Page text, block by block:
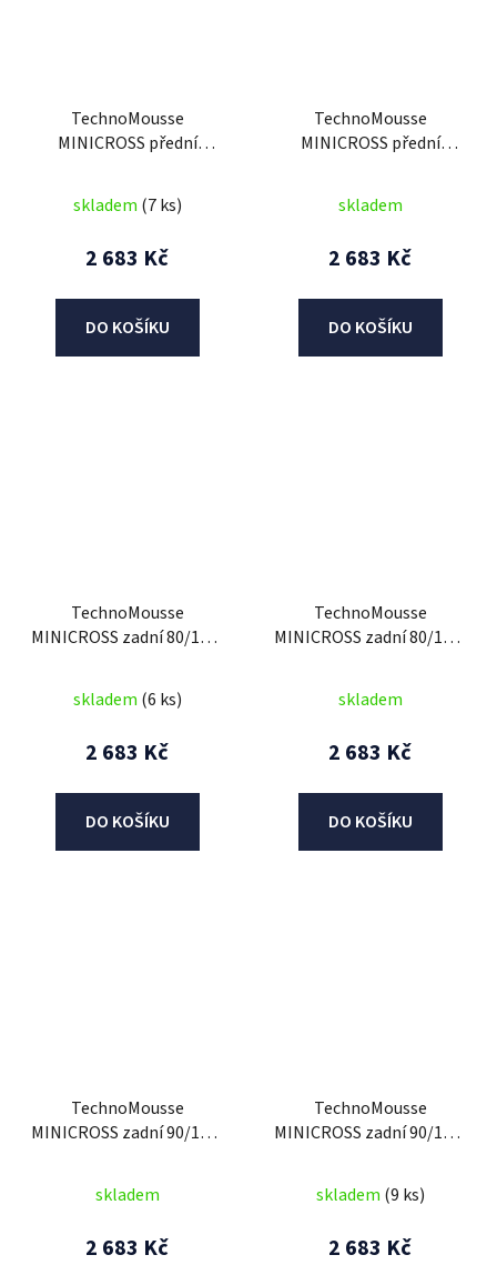
TechnoMousse
MINICROSS přední
TechnoMousse (BLACK
SERIES , standardní
skladem (7 ks)
2 683 Kč
DO KOŠÍKU
TechnoMousse
MINICROSS přední
SERIES = standardní
skladem
2 683 Kč
DO KOŠÍKU
TechnoMousse
MINICROSS zadní 80/100-
(BLACK SERIES ,
standardní směs)
skladem (6 ks)
2 683 Kč
DO KOŠÍKU
TechnoMousse
MINICROSS zadní 80/100-
standardní směs)
skladem
2 683 Kč
DO KOŠÍKU
TechnoMousse
MINICROSS zadní 90/100-
standardní směs)
skladem
2 683 Kč
TechnoMousse
MINICROSS zadní 90/100-
(BLACK SERIES ,
standardní směs)
skladem (9 ks)
2 683 Kč